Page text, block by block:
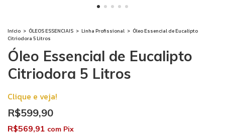
Início > ÓLEOS ESSENCIAIS > Linha Profissional > Óleo Essencial de Eucalipto
Citriodora 5 Litros
Óleo Essencial de Eucalipto
Citriodora 5 Litros
Clique e veja!
R$599,90
R$569,91 com Pix